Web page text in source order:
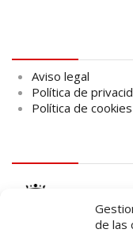
de las
Aviso legal
Política de
Política de cookies